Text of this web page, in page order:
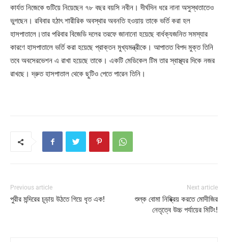
কার্যত নিজেকে গুটিয়ে নিয়েছেন ৭৮ বছর বয়সি নবীন। দীর্ঘদিন ধরে নানা অসুস্থতাতেও
ভুগছেন। রবিবার হঠাৎ শারীরিক অবস্থার অবনতি হওয়ায় তাকে ভর্তি করা হল
হাসপাতালে।তার পরিবার বিজেডি দলের তরফে জানানো হয়েছে বার্ধক্যজনিত সমস্যার
কারণে হাসপাতালে ভর্তি করা হয়েছে প্রাক্তন মুখ্যমন্ত্রীকে। আপাতত বিপদ মুক্ত তিনি
তবে অবসেরভেশন এ রাখা হয়েছে তাকে। একটি মেডিকেল টিম তার স্বাস্থ্যর দিকে নজর
রাখছে। দ্রুত হাসপাতাল থেকে ছুটিও পেতে পারেন তিনি।
Previous article
পুরীর মন্দিরের চূড়ায় উঠতে গিয়ে ধৃত এক!
Next article
শুল্ক বোমা নিষ্ক্রিয় করতে মোদীজির
নেতৃত্বে উচ্চ পর্যায়ের মিটিং!